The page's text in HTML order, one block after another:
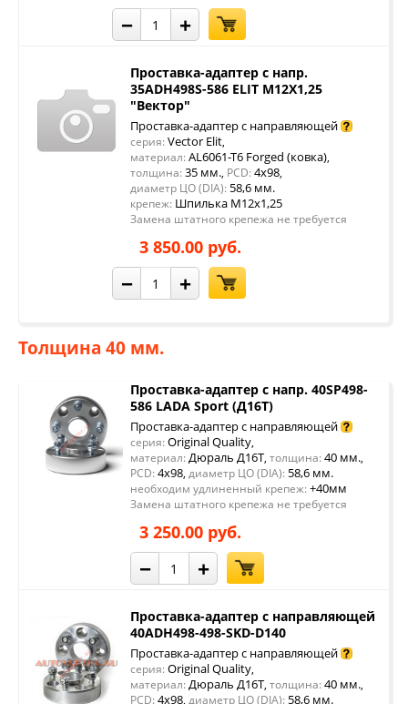
− +
Проставка-адаптер с напр.
35ADH498S-586 ELIT M12X1,25
"Вектор"
Проставка-адаптер с направляющей
серия: Vector Elit,
материал: AL6061-T6 Forged (ковка),
толщина: 35 мм., PCD: 4x98,
диаметр ЦО (DIA): 58,6 мм.
крепеж: Шпилька М12х1,25
Замена штатного крепежа не требуется
3 850.00 руб.
− +
Толщина 40 мм.
Проставка-адаптер с напр. 40SP498-
586 LADA Sport (Д16Т)
Проставка-адаптер с направляющей
серия: Original Quality,
материал: Дюраль Д16Т, толщина: 40 мм.,
PCD: 4x98, диаметр ЦО (DIA): 58,6 мм.
необходим удлиненный крепеж: +40мм
Замена штатного крепежа не требуется
3 250.00 руб.
− +
Проставка-адаптер с направляющей
40ADH498-498-SKD-D140
Проставка-адаптер с направляющей
серия: Original Quality,
материал: Дюраль Д16Т, толщина: 40 мм.,
PCD: 4x98, диаметр ЦО (DIA): 58,6 мм.